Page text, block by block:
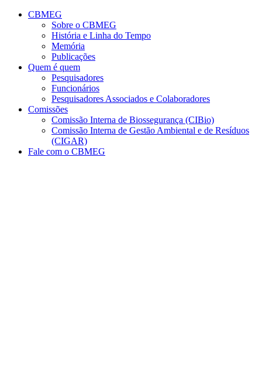
Conteúdo principal
CBMEG
Sobre o CBMEG
História e Linha do Tempo
Memória
Publicações
Quem é quem
Pesquisadores
Funcionários
Pesquisadores Associados e Colaboradores
Comissões
Comissão Interna de Biossegurança (CIBio)
Comissão Interna de Gestão Ambiental e de Resíduos
(CIGAR)
Fale com o CBMEG